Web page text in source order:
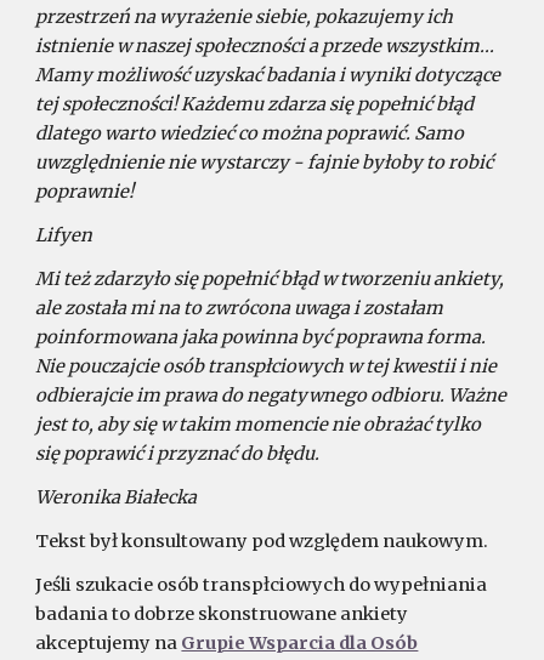
przestrzeń na wyrażenie siebie, pokazujemy ich
istnienie w naszej społeczności a przede wszystkim...
Mamy możliwość uzyskać badania i wyniki dotyczące
tej społeczności! Każdemu zdarza się popełnić błąd
dlatego warto wiedzieć co można poprawić. Samo
uwzględnienie nie wystarczy - fajnie byłoby to robić
poprawnie!
Lifyen
Mi też zdarzyło się popełnić błąd w tworzeniu ankiety,
ale została mi na to zwrócona uwaga i zostałam
poinformowana jaka powinna być poprawna forma.
Nie pouczajcie osób transpłciowych w tej kwestii i nie
odbierajcie im prawa do negatywnego odbioru. Ważne
jest to, aby się w takim momencie nie obrażać tylko
się poprawić i przyznać do błędu.
Weronika Białecka
Tekst był konsultowany pod względem naukowym.
Jeśli szukacie osób transpłciowych do wypełniania
badania to dobrze skonstruowane ankiety
akceptujemy na Grupie Wsparcia dla Osób